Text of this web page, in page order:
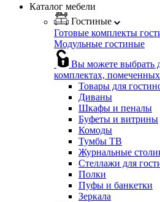
Каталог мебели
Гостиные
Готовые комплекты
Модульные гостиные
Вы можете выбрать
комплектах,
Товары для
Диваны
Шкафы и пеналы
Буфеты и витрины
Комоды
Тумбы ТВ
Журнальные
Стеллажи для
Полки
Пуфы и банкетки
Зеркала